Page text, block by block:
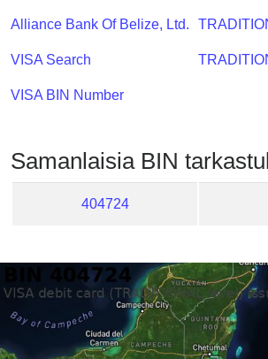
Alliance Bank Of Belize, Ltd.
VISA Search
VISA BIN Number
Samanlaisia ​​BIN
404724